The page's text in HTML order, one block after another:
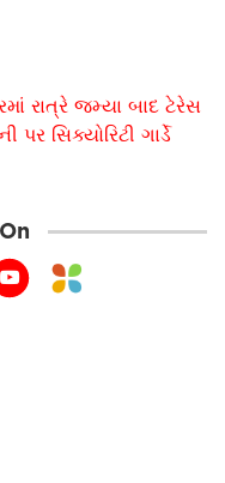
રાત્રે જમ્યા બાદ ટેરેસ
પર સિક્યોરિટી ગાર્ડે